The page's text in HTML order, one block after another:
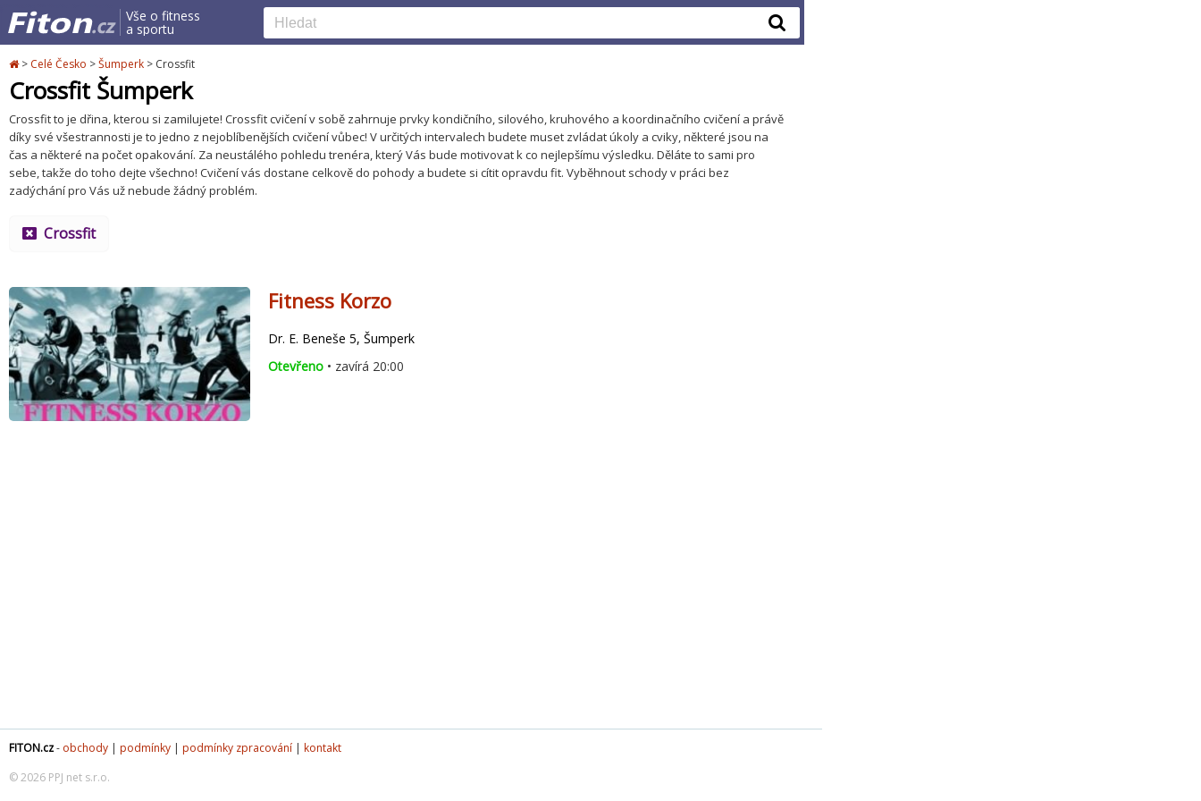
Vše o fitness
a sportu
> Celé Česko >Šumperk > Crossfit
Crossfit Šumperk
Crossfit to je dřina, kterou si zamilujete! Crossfit cvičení v sobě zahrnuje prvky kondičního, silového, kruhového a koordinačního cvičení a právě
díky své všestrannosti je to jedno z nejoblíbenějších cvičení vůbec! V určitých intervalech budete muset zvládat úkoly a cviky, některé jsou na
čas a některé na počet opakování. Za neustálého pohledu trenéra, který Vás bude motivovat k co nejlepšímu výsledku. Děláte to sami pro
sebe, takže do toho dejte všechno! Cvičení vás dostane celkově do pohody a budete si cítit opravdu fit. Vyběhnout schody v práci bez
zadýchání pro Vás už nebude žádný problém.
Crossfit
Fitness Korzo
Dr. E. Beneše 5, Šumperk
Otevřeno • zavírá 20:00
FITON.cz- obchody | podmínky | podmínky zpracování | kontakt
© 2026 PPJ net s.r.o.